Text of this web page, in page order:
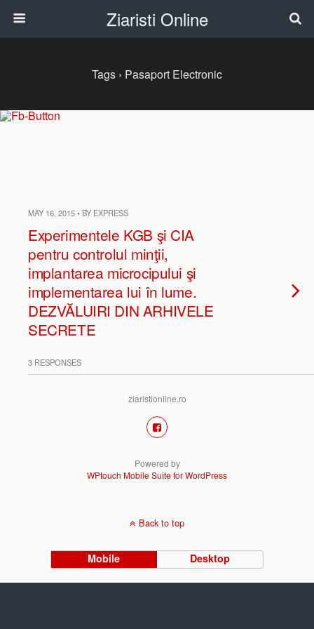
Ziaristi Online
Tags › Pasaport Electronic
MAY 16, 2015 • BY EXPRESS
Experimentele KGB şi CIA
pentru controlul minţii,
implantarea microcipului şi
implementarea lui în lume.
DEZVĂLUIRI DIN ARHIVELE
SECRETE
3 RESPONSES
ziaristionline.ro
Powered by
WPtouch Mobile Suite for WordPress
Back to top
Mobile Desktop